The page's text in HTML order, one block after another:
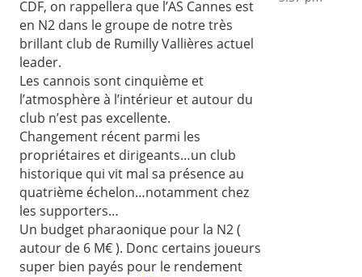
CDF, on rappellera que l’AS Cannes est
en N2 dans le groupe de notre très
brillant club de Rumilly Vallières actuel
leader.
Les cannois sont cinquième et
l’atmosphère à l’intérieur et autour du
club n’est pas excellente.
Changement récent parmi les
propriétaires et dirigeants…un club
historique qui vit mal sa présence au
quatrième échelon…notamment chez
les supporters…
Un budget pharaonique pour la N2 (
autour de 6 M€ ). Donc certains joueurs
super bien payés pour le rendement